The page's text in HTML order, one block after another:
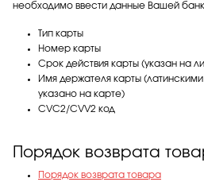
необходимо ввести данные Вашей
Тип карты
Номер карты
Срок действия карты (указан на
Имя держателя карты
указано на карте)
CVC2/CVV2 код
Порядок возврата
Порядок возврата товара